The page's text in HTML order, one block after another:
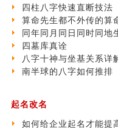
寓意好的五行属水的汉
玄空本义 (一)
＂天下第一关＂的由来
无名指长的人有艺术天
六爻測住宅風水 (三)
別再一知半解！正解住
風水辟邪大全
四柱八字快速直断技法
算命先生都不外传的算
同年同月同日同时同
四墓库真诠
八字十神与坐基关系详
南半球的八字如何推排
起名改名
如何给企业起名才能提